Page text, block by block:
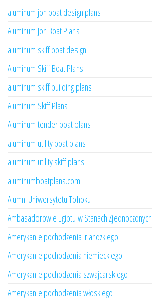
aluminum jon boat design plans
Aluminum Jon Boat Plans
aluminum skiff boat design
Aluminum Skiff Boat Plans
aluminum skiff building plans
Aluminum Skiff Plans
Aluminum tender boat plans
aluminum utility boat plans
aluminum utility skiff plans
aluminumboatplans.com
Alumni Uniwersytetu Tohoku
Ambasadorowie Egiptu w Stanach Zjednoczonych
Amerykanie pochodzenia irlandzkiego
Amerykanie pochodzenia niemieckiego
Amerykanie pochodzenia szwajcarskiego
Amerykanie pochodzenia włoskiego